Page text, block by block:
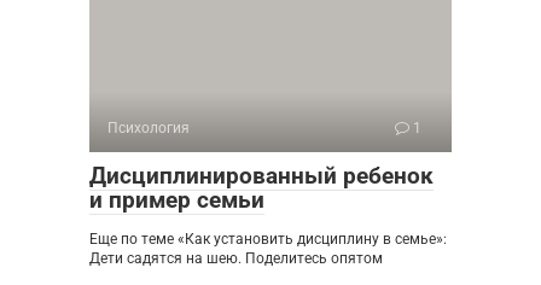
Психология 1
Дисциплинированный ребенок
и пример семьи
Еще по теме «Как установить дисциплину в семье»:
Дети садятся на шею. Поделитесь опятом